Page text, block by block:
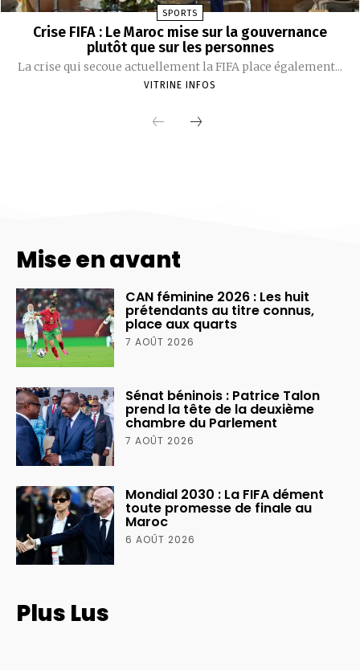
Mise en avant
CAN féminine 2026 : Les huit
prétendants au titre connus,
place aux quarts
7 AOÛT 2026
Sénat béninois : Patrice Talon
prend la tête de la deuxième
chambre du Parlement
7 AOÛT 2026
Mondial 2030 : La FIFA dément
toute promesse de finale au
Maroc
6 AOÛT 2026
Plus Lus